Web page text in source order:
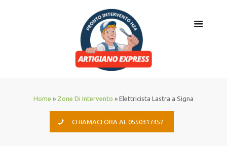
Home » Zone Di Intervento » Elettricista Lastra a Signa
CHIAMACI ORA AL 0550317452